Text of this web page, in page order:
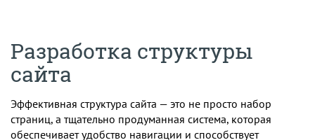
Разработка структуры
сайта
Эффективная структура сайта — это не просто набор
страниц, а тщательно продуманная система, которая
обеспечивает удобство навигации и способствует